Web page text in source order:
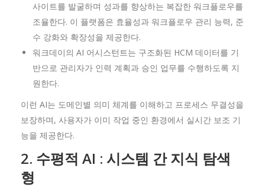
사이트를 발굴하며 성과를 향상하는 복잡한 워크플로우를
조율한다. 이 플랫폼은 효율성과 워크플로우 관리 능력, 준
수 강화와 확장성을 제공한다.
워크데이의 AI 어시스턴트는 구조화된 HCM 데이터를 기
반으로 관리자가 인력 계획과 승인 업무를 수행하도록 지
원한다.
이런 AI는 도메인별 의미 체계를 이해하고 프로세스 무결성을
보장하며, 사용자가 이미 작업 중인 환경에서 실시간 보조 기
능을 제공한다.
2. 수평적 AI : 시스템 간지식 탐색
형